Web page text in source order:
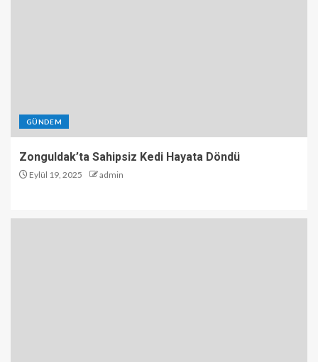
GÜNDEM
Zonguldak’ta Sahipsiz Kedi Hayata Döndü
Eylül 19, 2025 admin